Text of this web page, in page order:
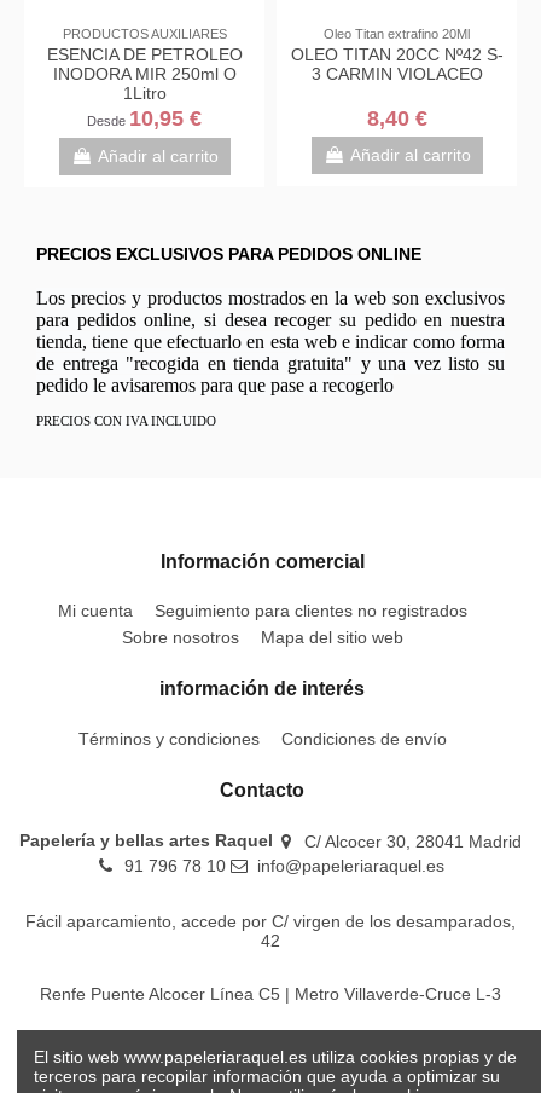
PRODUCTOS AUXILIARES
ESENCIA DE PETROLEO
INODORA MIR 250ml O
1Litro
Desde 10,95 €
Añadir al carrito
Oleo Titan extrafino 20Ml
OLEO TITAN 20CC Nº42 S-
3 CARMIN VIOLACEO
8,40 €
Añadir al carrito
PRECIOS EXCLUSIVOS PARA PEDIDOS ONLINE
Los precios y productos mostrados en la web son exclusivos
para pedidos online, si desea recoger su pedido en nuestra
tienda, tiene que efectuarlo en esta web e indicar como forma
de entrega "recogida en tienda gratuita" y una vez listo su
pedido le avisaremos para que pase a recogerlo
PRECIOS CON IVA INCLUIDO
Información comercial
Mi cuenta
Seguimiento para clientes no registrados
Sobre nosotros
Mapa del sitio web
información de interés
Términos y condiciones Condiciones de envío
Contacto
Papelería y bellas artes Raquel
C/ Alcocer 30, 28041 Madrid
91 796 78 10
info@papeleriaraquel.es
Fácil aparcamiento, accede por C/ virgen de los desamparados,
42
Renfe Puente Alcocer Línea C5 | Metro Villaverde-Cruce L-3
El sitio web www.papeleriaraquel.es utiliza cookies propias y de
terceros para recopilar información que ayuda a optimizar su